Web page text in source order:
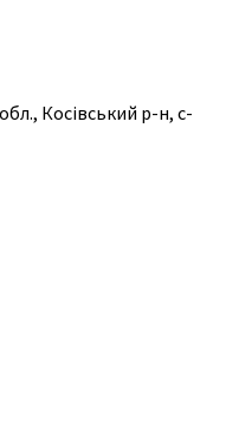
Косівський р-н, с-